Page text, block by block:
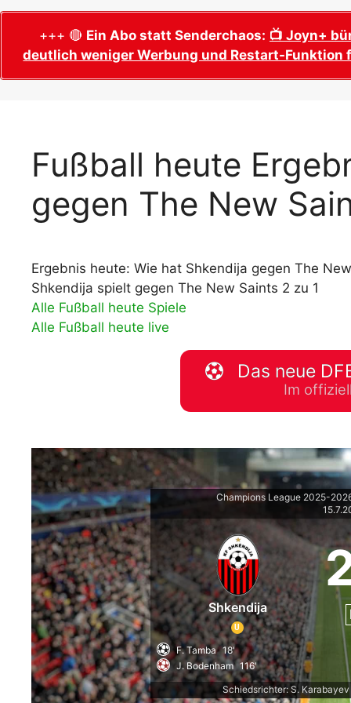
Wer wird Fußball-Weltmeister 2026?
Alle WM 2026 Trainer
Adidas Trionda: offizielle WM 2026
Spielball
Alle Nationalspieler der FIFA Fußball WM
WM 2026 Qualifikation in Europa: Tabelle
& Spielplan
WM 2026
Termine,
WM 2026
WM 2026
Spielort
Fußball WM
Ausfüllen &
WM 2026
+++ 🔴 Ein Abo statt Senderchaos: 📺 Joyn+
deutlich weniger Werbung und Restart-
Fußball heute
gegen The New
Ergebnis heute: Wie hat Shkendija gegen The
Shkendija spielt gegen The New Saints 2 zu 1
Alle Fußball heute Spiele
Alle Fußball heute live
Das neue
Im
Champions League 2025-
Shkendija
U
F. Tamba 18'
J. Bodenham 116'
Schiedsrichter: S. Karabayev